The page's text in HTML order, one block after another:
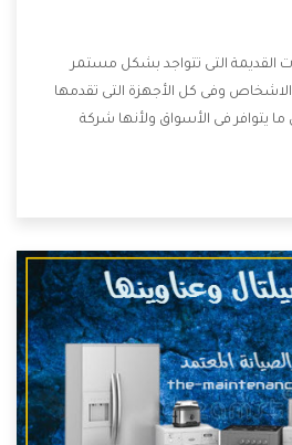
القديمة التى تتواجد بشكل مستمر
الاشخاص وفى كل الأجهزة التى تقدمها
يتوافر فى الأسواق ولأنها شركة
والخصومات التى تسهل على